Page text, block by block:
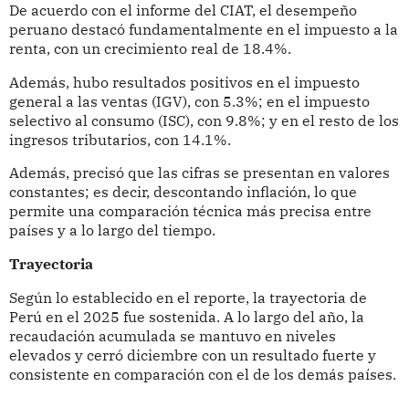
De acuerdo con el informe del CIAT, el desempeño
peruano destacó fundamentalmente en el impuesto a la
renta, con un crecimiento real de 18.4%.
Además, hubo resultados positivos en el impuesto
general a las ventas (IGV), con 5.3%; en el impuesto
selectivo al consumo (ISC), con 9.8%; y en el resto de los
ingresos tributarios, con 14.1%.
Además, precisó que las cifras se presentan en valores
constantes; es decir, descontando inflación, lo que
permite una comparación técnica más precisa entre
países y a lo largo del tiempo.
Trayectoria
Según lo establecido en el reporte, la trayectoria de
Perú en el 2025 fue sostenida. A lo largo del año, la
recaudación acumulada se mantuvo en niveles
elevados y cerró diciembre con un resultado fuerte y
consistente en comparación con el de los demás países.